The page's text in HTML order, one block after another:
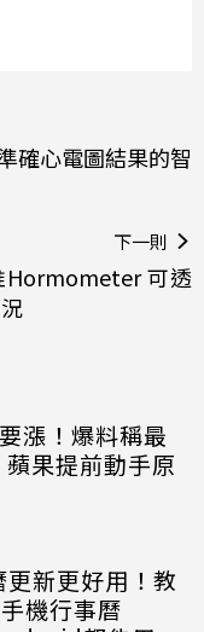
確心電圖結果的智
下一則
Hormometer 可透
漲！爆料稱最
果提前動手原
新更好用！教
機行事曆